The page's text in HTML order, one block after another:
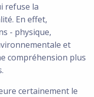
refuse la
En effet,
- physique,
et
compréhension plus
certainement le